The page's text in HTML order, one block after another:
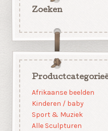
Zoeken
Afrikaanse beelden
Kinderen / baby
Sport & Muziek
Alle Sculpturen